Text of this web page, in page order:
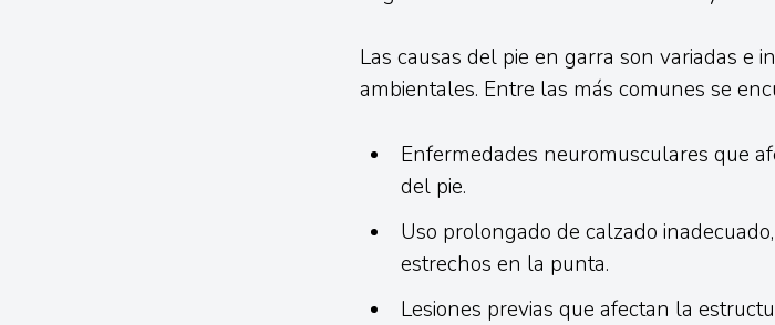
Las causas del pie en garra son variadas e
ambientales. Entre las más comunes se
Enfermedades neuromusculares que
del pie.
Uso prolongado de calzado
estrechos en la punta.
Lesiones previas que afectan la